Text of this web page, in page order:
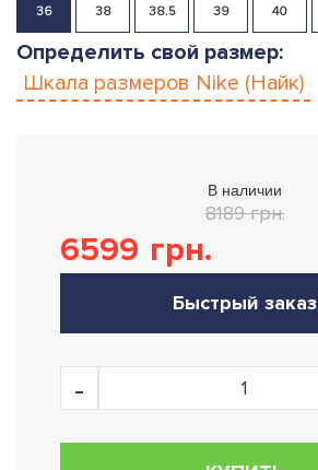
36 38 38.5 39 40
Определить свой размер:
Шкала размеров Nike (Найк)
В наличии
8189 грн.
6599 грн.
Быстрый заказ